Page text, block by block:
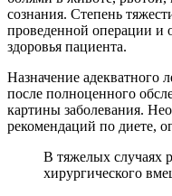
сознания. Степень
проведенной операции и
здоровья пациента.
Назначение адекватного
после полноценного
картины заболевания.
рекомендаций по диете,
В тяжелых случаях
хирургического